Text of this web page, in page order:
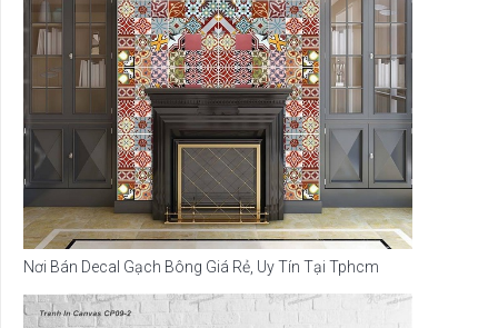
Nơi Bán Decal Gạch Bông Giá Rẻ, Uy Tín Tại Tphcm